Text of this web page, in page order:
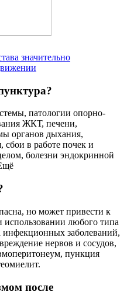
значительно
патологии опорно-
ЖКТ, печени,
органов дыхания,
сбои в работе почек и
болезни эндокринной
но может привести к
любого типа
инфекционных заболеваний,
нервов и сосудов,
пункция
после